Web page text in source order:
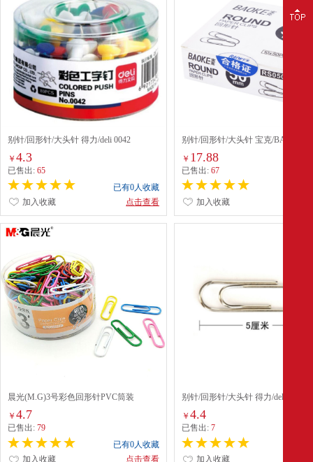
别针/回形针/大头针 得力/deli 0042
￥ 4.3
已售出: 65
已有0人收藏
点击查看
加入收藏
别针/回形针/大头针 宝克/BAOKE
￥ 17.88
已售出:67
加入收藏
晨光(M.G)3号彩色回形针PVC筒装
（ABS91698）
￥ 4.7
已售出: 79
已有0人收藏
点击查看
加入收藏
别针/回形针/大头针 得力/deli 0050
￥4.4
已售出:7
加入收藏